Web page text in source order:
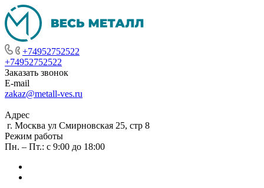
+74952752522
+74952752522
Заказать звонок
E-mail
zakaz@metall-ves.ru
Адрес
г. Москва ул Смирновская 25, стр 8
Режим работы
Пн. – Пт.: с 9:00 до 18:00